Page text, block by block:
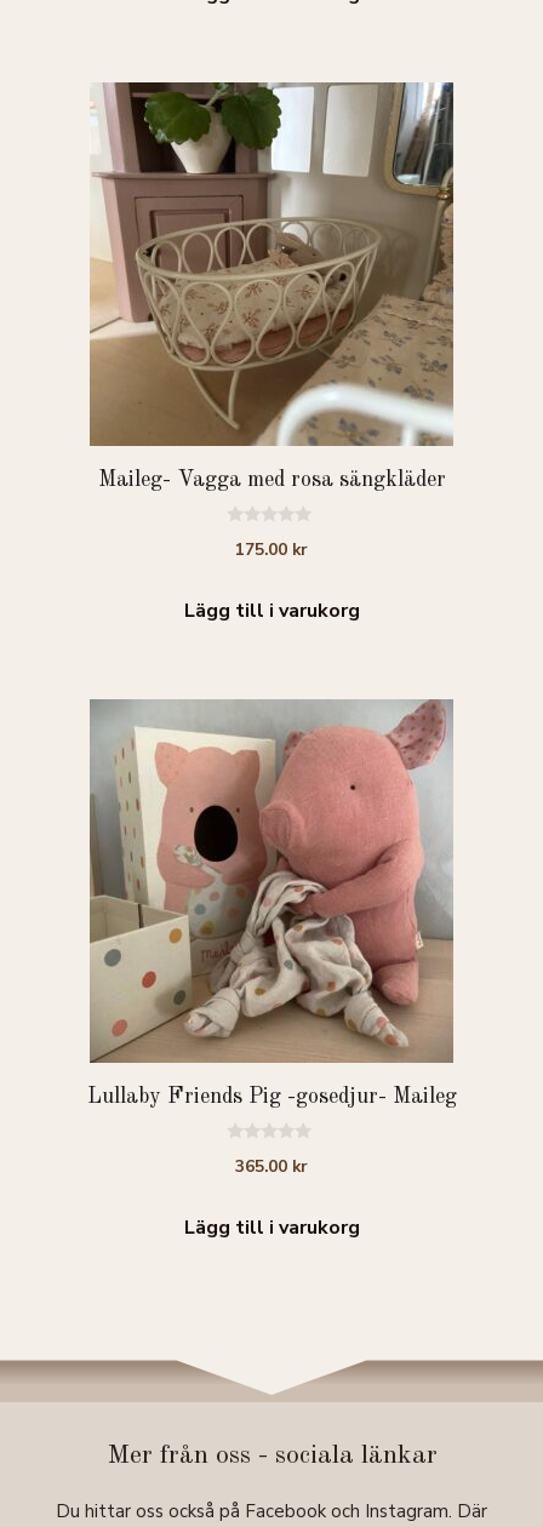
Maileg- Vagga med rosa sängkläder
175.00 kr
Lägg till i varukorg
Lullaby Friends Pig -gosedjur- Maileg
365.00 kr
Lägg till i varukorg
Mer från oss - sociala länkar
Du hittar oss också på Facebook och Instagram. Där